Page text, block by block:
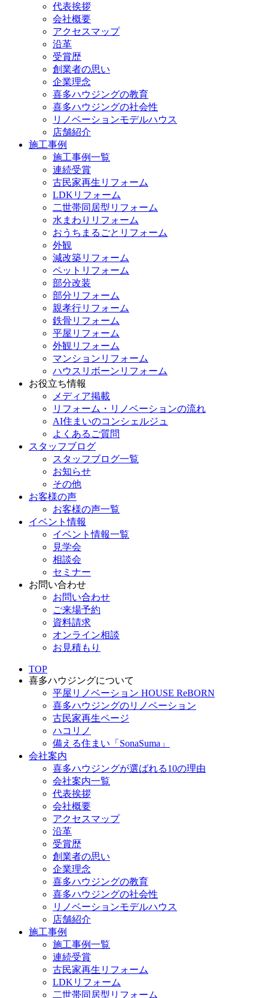
代表挨拶
会社概要
アクセスマップ
沿革
受賞歴
創業者の思い
企業理念
喜多ハウジングの教育
喜多ハウジングの社会性
リノベーションモデルハウス
店舗紹介
施工事例
施工事例一覧
連続受賞
古民家再生リフォーム
LDKリフォーム
二世帯同居型リフォーム
水まわりリフォーム
おうちまるごとリフォーム
外観
減改築リフォーム
ペットリフォーム
部分改装
部分リフォーム
親孝行リフォーム
鉄骨リフォーム
平屋リフォーム
外観リフォーム
マンションリフォーム
ハウスリボーンリフォーム
お役立ち情報
メディア掲載
リフォーム・リノベーションの流れ
AI住まいのコンシェルジュ
よくあるご質問
スタッフブログ
スタッフブログ一覧
お知らせ
その他
お客様の声
お客様の声一覧
イベント情報
イベント情報一覧
見学会
相談会
セミナー
お問い合わせ
お問い合わせ
ご来場予約
資料請求
オンライン相談
お見積もり
TOP
喜多ハウジングについて
平屋リノベーション HOUSE ReBORN
喜多ハウジングのリノベーション
古民家再生ページ
ハコリノ
備える住まい「SonaSuma」
会社案内
喜多ハウジングが選ばれる10の理由
会社案内一覧
代表挨拶
会社概要
アクセスマップ
沿革
受賞歴
創業者の思い
企業理念
喜多ハウジングの教育
喜多ハウジングの社会性
リノベーションモデルハウス
店舗紹介
施工事例
施工事例一覧
連続受賞
古民家再生リフォーム
LDKリフォーム
二世帯同居型リフォーム